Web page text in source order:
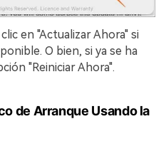
Fotos con IA
su nitidez y revive tus
con el poder de la IA.
en "Actualizar Ahora" si
O bien, si ya se ha
"Reiniciar Ahora".
de Arranque Usando la